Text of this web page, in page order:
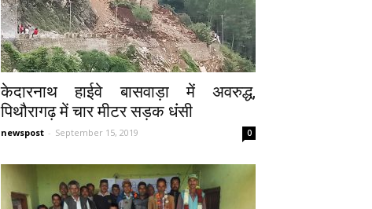
केदारनाथ हाईवे बासवाड़ा में अवरुद्ध,
पिथौरागढ़ में चार मीटर सड़क धंंसी
newspost - September 15, 2019 0